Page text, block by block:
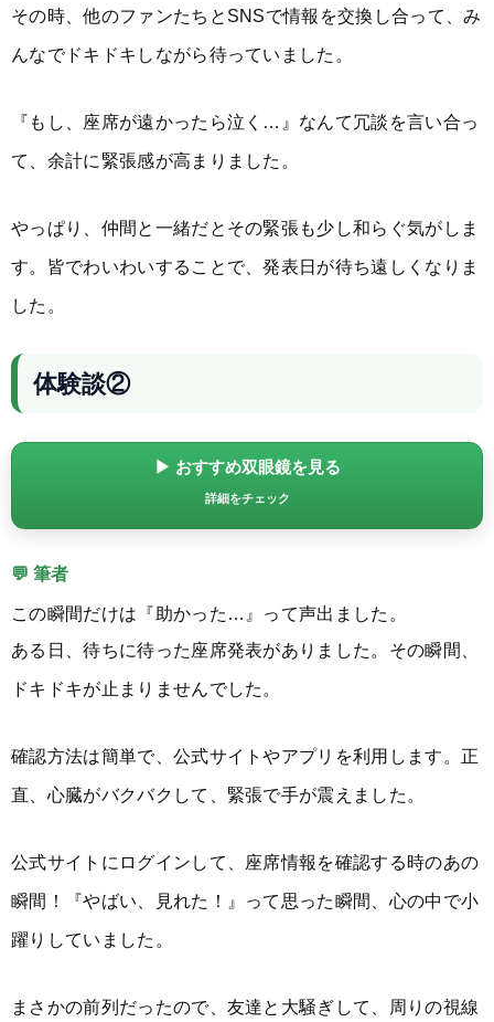
その時、他のファンたちとSNSで情報を交換し合って、み
んなでドキドキしながら待っていました。
『もし、座席が遠かったら泣く…』なんて冗談を言い合っ
て、余計に緊張感が高まりました。
やっぱり、仲間と一緒だとその緊張も少し和らぐ気がしま
す。皆でわいわいすることで、発表日が待ち遠しくなりま
した。
体験談②
▶ おすすめ双眼鏡を見る
詳細をチェック
💬 筆者
この瞬間だけは『助かった…』って声出ました。
ある日、待ちに待った座席発表がありました。その瞬間、
ドキドキが止まりませんでした。
確認方法は簡単で、公式サイトやアプリを利用します。正
直、心臓がバクバクして、緊張で手が震えました。
公式サイトにログインして、座席情報を確認する時のあの
瞬間！『やばい、見れた！』って思った瞬間、心の中で小
躍りしていました。
まさかの前列だったので、友達と大騒ぎして、周りの視線